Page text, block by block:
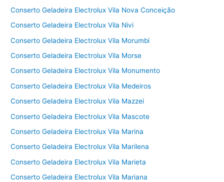
Conserto Geladeira Electrolux Vila Nova Conceição
Conserto Geladeira Electrolux Vila Nivi
Conserto Geladeira Electrolux Vila Morumbi
Conserto Geladeira Electrolux Vila Morse
Conserto Geladeira Electrolux Vila Monumento
Conserto Geladeira Electrolux Vila Medeiros
Conserto Geladeira Electrolux Vila Mazzei
Conserto Geladeira Electrolux Vila Mascote
Conserto Geladeira Electrolux Vila Marina
Conserto Geladeira Electrolux Vila Marilena
Conserto Geladeira Electrolux Vila Marieta
Conserto Geladeira Electrolux Vila Mariana